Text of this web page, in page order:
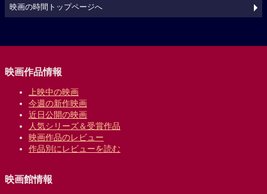
映画の時間トップページへ
映画作品情報
上映中の映画
今週の新作映画
近日公開の映画
人気シリーズ＆受賞作品
映画作品のレビュー
作品別にレビューを読む
映画館情報